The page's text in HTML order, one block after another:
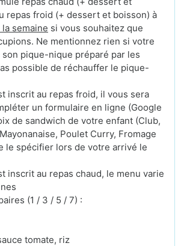
repas froid (+ dessert et boisson) à
semaine si vous souhaitez que
Ne mentionnez rien si votre
pique-nique préparé par les
possible de réchauffer le pique-
inscrit au repas froid, il vous sera
un formulaire en ligne (Google
de sandwich de votre enfant (Club,
Poulet Curry, Fromage
le spécifier lors de votre arrivé le
inscrit au repas chaud, le menu varie
(1 / 3 / 5 / 7) :
tomate, riz